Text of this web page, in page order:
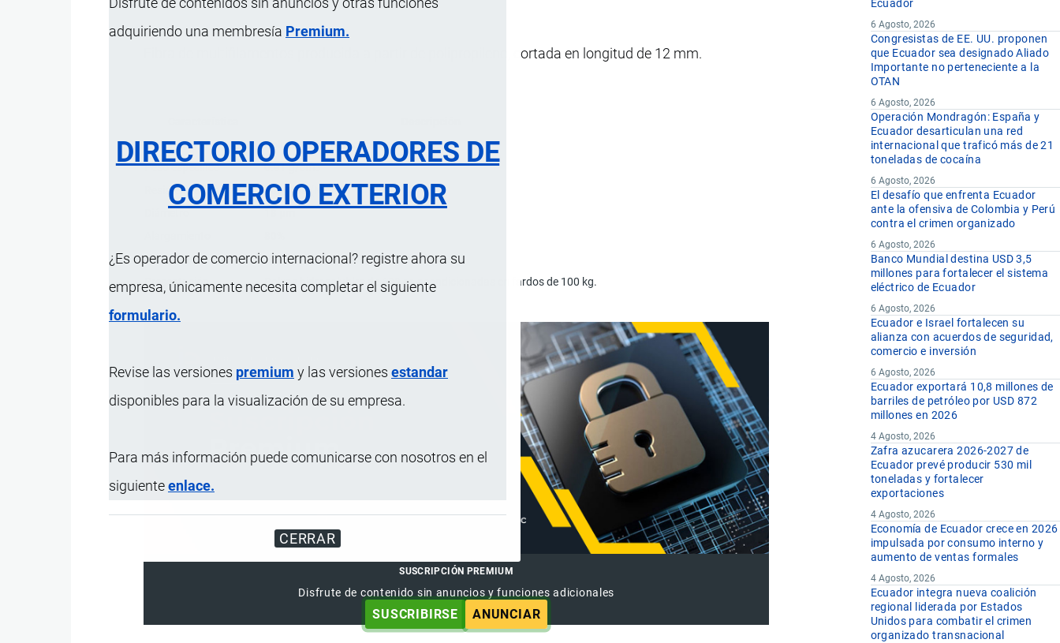
adquiriendo una membresía Premium.
DIRECTORIO OPERADORES DE
COMERCIO EXTERIOR
¿Es operador de comercio internacional? registre ahora su
empresa, únicamente necesita completar el siguiente
formulario.
Revise las versiones premium y las versiones estandar
disponibles para la visualización de su empresa.
Para más información puede comunicarse con nosotros en el
siguienteenlace.
CERRAR
Fibra de multifilamentos producida a partir de polipropileno, cortada en longitud de 12 mm.
Materiales
Polipropileno monopolímero.
Peso específico
0.91 g/cm3
Resistencia a la tracción300 Mpa (Nmm2)
Uso
Para refuerzo de concreto y morteros.
Presentación
Bolsas hidrosolubles de 600 gr, acondicionadas en fardos de 100 kg.
SUSCRIPCIÓN PREMIUM
Disfrute de contenido sin anuncios y funciones adicionales
SUSCRIBIRSE ANUNCIAR
Ecuador
6 Agosto, 2026
Congresistas de EE. UU. proponen
que Ecuador sea designado Aliado
Importante no perteneciente a la
OTAN
6 Agosto, 2026
Operación Mondragón: España y
Ecuador desarticulan una red
internacional que traficó más de 21
toneladas de cocaína
6 Agosto, 2026
El desafío que enfrenta Ecuador
ante la ofensiva de Colombia y Perú
contra el crimen organizado
6 Agosto, 2026
Banco Mundial destina USD 3,5
millones para fortalecer el sistema
eléctrico de Ecuador
6 Agosto, 2026
Ecuador e Israel fortalecen su
alianza con acuerdos de seguridad,
comercio e inversión
6 Agosto, 2026
Ecuador exportará 10,8 millones de
barriles de petróleo por USD 872
millones en 2026
4 Agosto, 2026
Zafra azucarera 2026-2027 de
Ecuador prevé producir 530 mil
toneladas y fortalecer
exportaciones
4 Agosto, 2026
Economía de Ecuador crece en 2026
impulsada por consumo interno y
aumento de ventas formales
4 Agosto, 2026
Ecuador integra nueva coalición
regional liderada por Estados
Unidos para combatir el crimen
organizado transnacional